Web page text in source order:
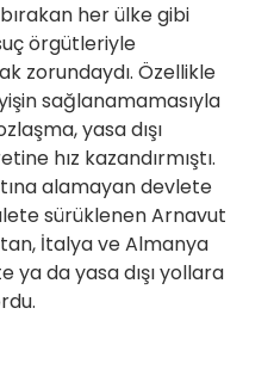
her ülke gibi
örgütleriyle
zorundaydı. Özellikle
sağlanamamasıyla
yasa dışı
hız kazandırmıştı.
alamayan devlete
sürüklenen Arnavut
İtalya ve Almanya
da yasa dışı yollara